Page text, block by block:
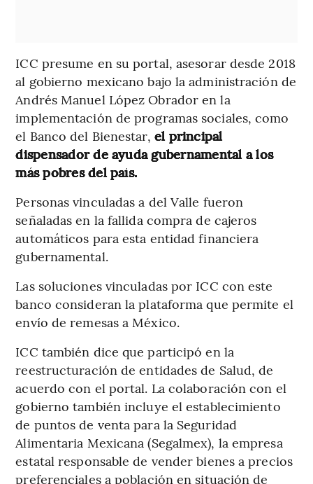
ICC presume en su portal, asesorar desde 2018
al gobierno mexicano bajo la administración de
Andrés Manuel López Obrador en la
implementación de programas sociales, como
el Banco del Bienestar, el principal
dispensador de ayuda gubernamental a los
más pobres del país.
Personas vinculadas a del Valle fueron
señaladas en la fallida compra de cajeros
automáticos para esta entidad financiera
gubernamental.
Las soluciones vinculadas por ICC con este
banco consideran la plataforma que permite el
envío de remesas a México.
ICC también dice que participó en la
reestructuración de entidades de Salud, de
acuerdo con el portal. La colaboración con el
gobierno también incluye el establecimiento
de puntos de venta para la Seguridad
Alimentaria Mexicana (Segalmex), la empresa
estatal responsable de vender bienes a precios
preferenciales a población en situación de